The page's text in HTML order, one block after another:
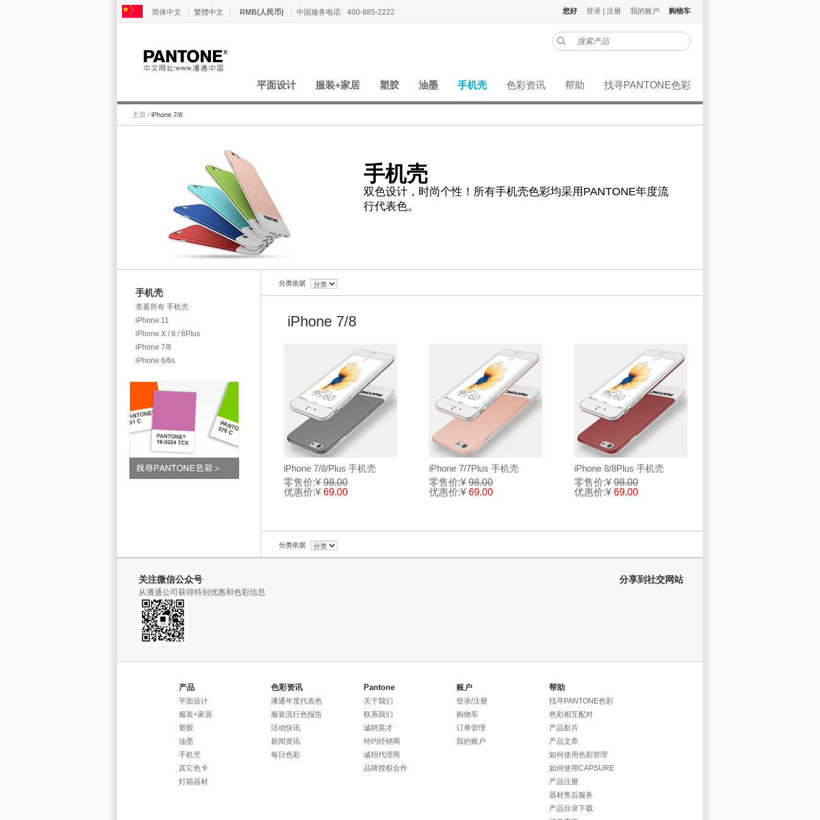
简体中文 繁體中文 RMB(人民币) 中国服务电话: 400-885-2222 购物车
我的账户
登录 注册
您好
平面设计 服装+家居 塑胶 油墨 手机壳 色彩资讯 帮助 找寻PANTONE色彩
主页 / iPhone 7/8
手机壳
双色设计，时尚个性！所有手机壳色彩均采用PANTONE年度流
行代表色。
手机壳
查看所有 手机壳
iPhone 11
iPhone X / 8 / 8Plus
iPhone 7/8
iPhone 6/6s
分类依据
iPhone 7/8
iPhone 7/8/Plus 手机壳
零售价:¥98.00
优惠价:¥ 69.00
iPhone 7/7Plus 手机壳
零售价:¥98.00
优惠价:¥ 69.00
iPhone 8/8Plus 手机壳
零售价:¥98.00
优惠价:¥ 69.00
分类依据
关注微信公众号
从潘通公司获得特别优惠和色彩信息
分享到社交网站
产品
平面设计
服装+家居
塑胶
油墨
手机壳
其它色卡
灯箱器材
色彩资讯
潘通年度代表色
服装流行色报告
活动快讯
新闻资讯
每日色彩
Pantone
关于我们
联系我们
诚聘英才
特约经销商
诚招代理商
品牌授权合作
账户
登录/注册
购物车
订单管理
我的账户
帮助
找寻PANTONE色彩
色彩相互配对
产品影片
产品文章
如何使用色彩管理
如何使用CAPSURE
产品注册
器材售后服务
产品目录下载